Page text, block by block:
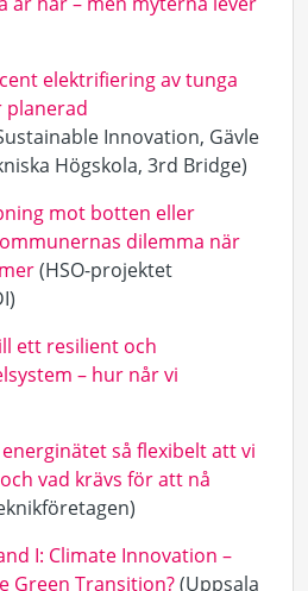
elektrifiering av tunga
planerad
Innovation, Gävle
Högskola, 3rd Bridge)
mot botten eller
dilemma när
(HSO-projektet
ett resilient och
– hur når vi
så flexibelt att vi
vad krävs för att nå
I: Climate Innovation –
Green Transition?(Uppsala